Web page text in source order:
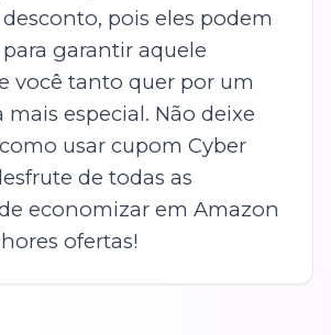
pois eles podem
garantir aquele
você tanto quer por um
mais especial. Não deixe
usar cupom Cyber
de todas as
economizar em Amazon
ofertas!